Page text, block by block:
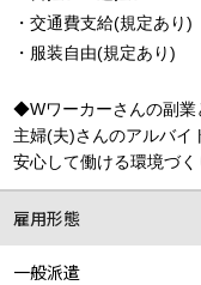
・交通費支給(規定あり)
・服装自由(規定あり)
◆Wワーカーさんの副業
主婦(夫)さんのアルバ
安心して働ける環境づ
雇用形態
一般派遣